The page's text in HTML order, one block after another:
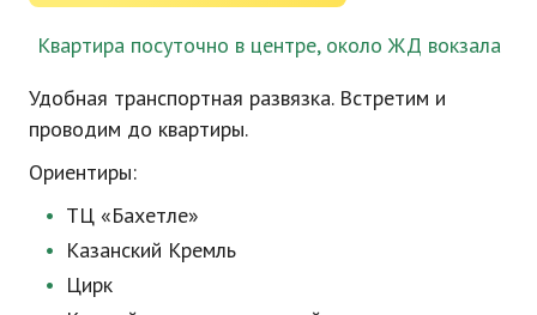
Квартира посуточно в центре, около ЖД вокзала
Удобная транспортная развязка. Встретим и
проводим до квартиры.
Ориентиры:
ТЦ «Бахетле»
Казанский Кремль
Цирк